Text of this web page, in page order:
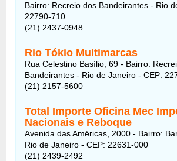
Bairro: Recreio dos Bandeirantes - Rio
22790-710
(21) 2437-0948
Rio Tókio Multimarcas
Rua Celestino Basílio, 69 - Bairro:
Bandeirantes - Rio de Janeiro - CEP:
(21) 2157-5600
Total Importe Oficina Mec
Nacionais e Reboque
Avenida das Américas, 2000 - Bairro:
Rio de Janeiro - CEP: 22631-000
(21) 2439-2492